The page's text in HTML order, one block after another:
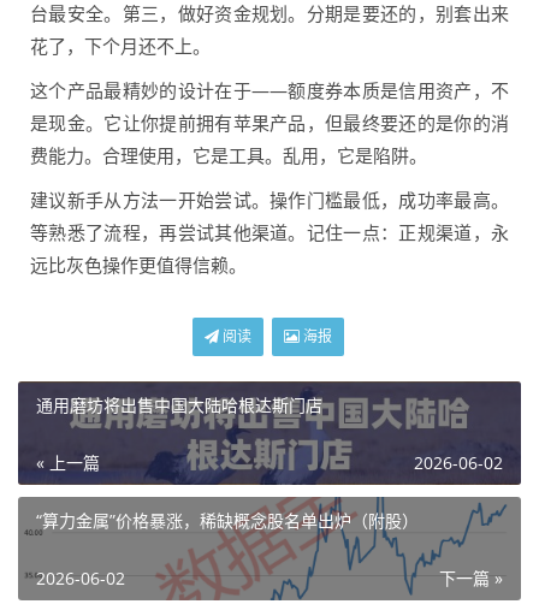
台最安全。第三，做好资金规划。分期是要还的，别套出来
花了，下个月还不上。
这个产品最精妙的设计在于——额度券本质是信用资产，不
是现金。它让你提前拥有苹果产品，但最终要还的是你的消
费能力。合理使用，它是工具。乱用，它是陷阱。
建议新手从方法一开始尝试。操作门槛最低，成功率最高。
等熟悉了流程，再尝试其他渠道。记住一点：正规渠道，永
远比灰色操作更值得信赖。
阅读 海报
通用磨坊将出售中国大陆哈根达斯门店
« 上一篇 2026-06-02
“算力金属”价格暴涨，稀缺概念股名单出炉（附股）
下一篇 »
2026-06-02